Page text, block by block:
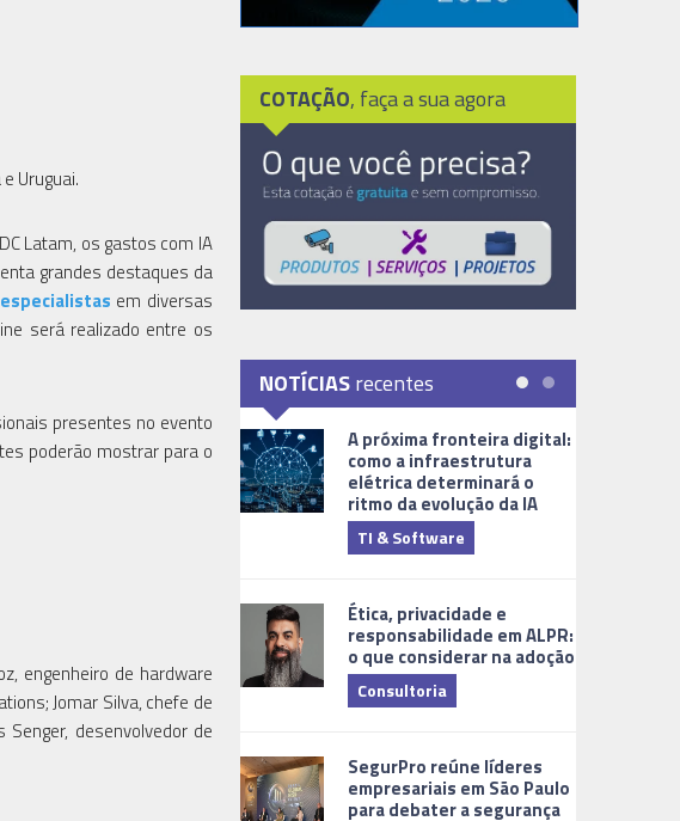
Uruguai.
Latam, os gastos com IA
grandes destaques da
especialistas em diversas
será realizado entre os
presentes no evento
poderão mostrar para o
engenheiro de hardware
Jomar Silva, chefe de
desenvolvedor de
COTAÇÃO, faça a sua agora
NOTÍCIASrecentes
A próxima fronteira digital:
como a infraestrutura
elétrica determinará o
ritmo da evolução da IA
TI & Software
Ética, privacidade e
responsabilidade em ALPR:
o que considerar na adoção
Consultoria
SegurPro reúne líderes
empresariais em São Paulo
para debater a segurança